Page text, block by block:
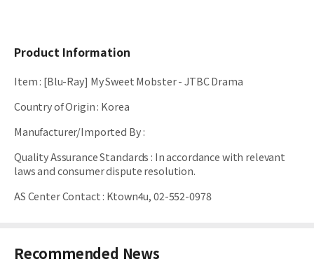
Product Information
Item: [Blu-Ray] My Sweet Mobster - JTBC Drama
Country of Origin: Korea
Manufacturer/Imported By:
Quality Assurance Standards : In accordance with relevant
laws and consumer dispute resolution.
AS Center Contact: Ktown4u, 02-552-0978
Recommended News